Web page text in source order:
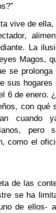
vive de ella,
La
Magos,
se
sus
6 de enero.
con qué
cuando
pero
como el
de las
se ha
de ellos-